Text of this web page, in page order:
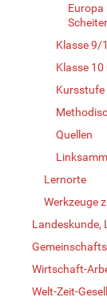
Europa
Klasse 9/
Klasse 10
Kursstufe
Quellen
Lernorte
Werkzeuge
Landeskunde,
Wirtschaft-
Welt-Zeit-